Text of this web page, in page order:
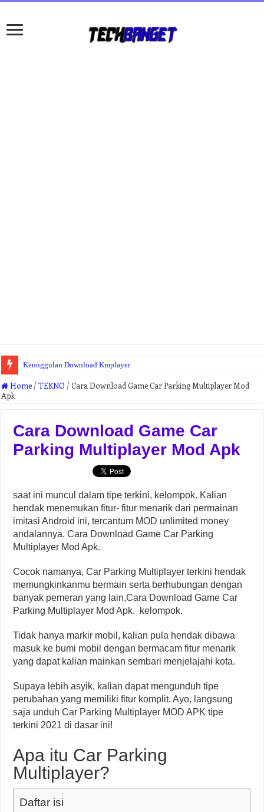
Keunggulan Download Kmplayer
Home /TEKNO /Cara Download Game Car Parking Multiplayer Mod
Apk
Cara Download Game Car
Parking Multiplayer Mod Apk
saat ini muncul dalam tipe terkini, kelompok. Kalian
hendak menemukan fitur- fitur menarik dari permainan
imitasi Android ini, tercantum MOD unlimited money
andalannya. Cara Download Game Car Parking
Multiplayer Mod Apk.
Cocok namanya, Car Parking Multiplayer terkini hendak
memungkinkanmu bermain serta berhubungan dengan
banyak pemeran yang lain,Cara Download Game Car
Parking Multiplayer Mod Apk. kelompok.
Tidak hanya markir mobil, kalian pula hendak dibawa
masuk ke bumi mobil dengan bermacam fitur menarik
yang dapat kalian mainkan sembari menjelajahi kota.
Supaya lebih asyik, kalian dapat mengunduh tipe
perubahan yang memiliki fitur komplit. Ayo, langsung
saja unduh Car Parking Multiplayer MOD APK tipe
terkini 2021 di dasar ini!
Apa itu Car Parking
Multiplayer?
Daftar isi